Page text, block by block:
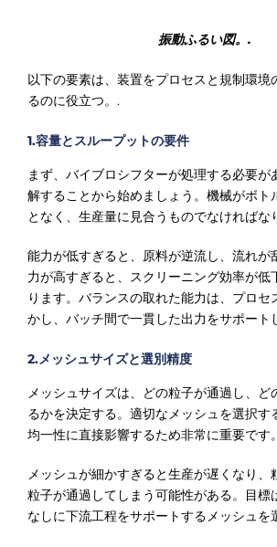
振動ふるい図。.
以下の要素は、装置をプロセスと規制環境
るのに役立つ。.
1.容量とスループットの要件
まず、バイブロシフターが処理する必要が
解することから始めましょう。機械がボト
となく、生産量に見合うものでなければな
能力が低すぎると、原料が逆流し、流れが
力が高すぎると、スクリーニング効率が低
ります。バランスの取れた能力は、プロセ
かし、バッチ間で一貫した出力をサポート
2.メッシュサイズと選別精度
メッシュサイズは、どの粒子が通過し、ど
るかを決定する。適切なメッシュを選択す
均一性に直接影響するため非常に重要です
メッシュが細かすぎると生産が遅くなり、
粒子が通過してしまう可能性がある。目標
なしに下流工程をサポートするメッシュを